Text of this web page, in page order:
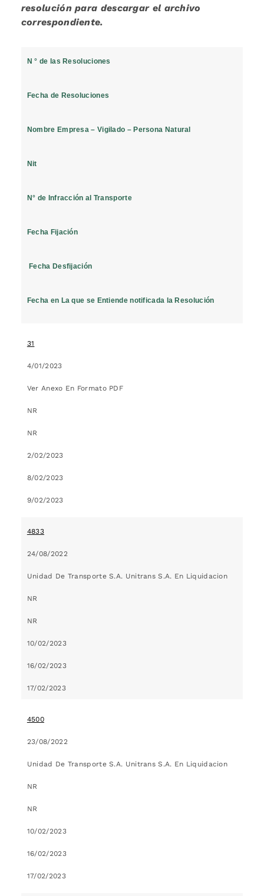
resolución para descargar el archivo
correspondiente.
N ° de las Resoluciones
Fecha de Resoluciones
Nombre Empresa – Vigilado – Persona Natural
Nit
N° de Infracción al Transporte
Fecha Fijación
Fecha Desfijación
Fecha en La que se Entiende notificada la Resolución
31
4/01/2023
Ver Anexo En Formato PDF
NR
NR
2/02/2023
8/02/2023
9/02/2023
4833
24/08/2022
Unidad De Transporte S.A. Unitrans S.A. En Liquidacion
NR
NR
10/02/2023
16/02/2023
17/02/2023
4500
23/08/2022
Unidad De Transporte S.A. Unitrans S.A. En Liquidacion
NR
NR
10/02/2023
16/02/2023
17/02/2023